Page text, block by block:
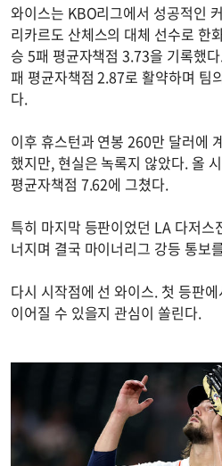
와이스는 KBO리그에서 성공적인
리카르도 산체스의 대체 선수로 한
승 5패 평균자책점 3.73을 기록했
패 평균자책점 2.87로 활약하며 팀
다.
이후 휴스턴과 연봉 260만 달러에
했지만, 현실은 녹록지 않았다. 올
평균자책점 7.62에 그쳤다.
특히 마지막 등판이었던 LA 다저
너지며 결국 마이너리그 강등 통보
다시 시작점에 선 와이스. 첫 등판
이어질 수 있을지 관심이 쏠린다.